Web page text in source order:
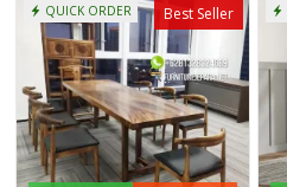
Best Seller
QUICK ORDER